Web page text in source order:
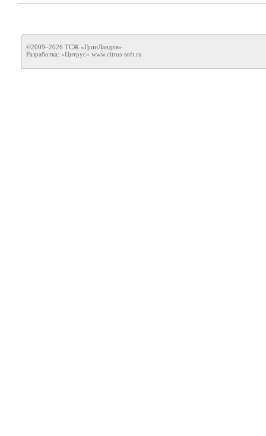
©2009–2026 ТСЖ «ГринЛандия»
Разработка: «Цитрус» www.citrus-soft.ru